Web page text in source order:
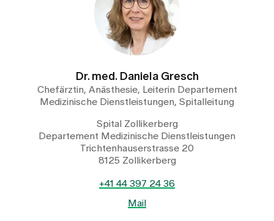
Dr. med. Daniela Gresch
Chefärztin, Anästhesie, Leiterin Departement
Medizinische Dienstleistungen, Spitalleitung
Spital Zollikerberg
Departement Medizinische Dienstleistungen
Trichtenhauserstrasse 20
8125 Zollikerberg
+41 44 397 24 36
Mail